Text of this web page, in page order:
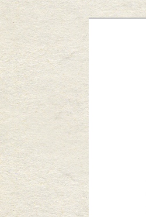
Перейти
к
основному
содержимому